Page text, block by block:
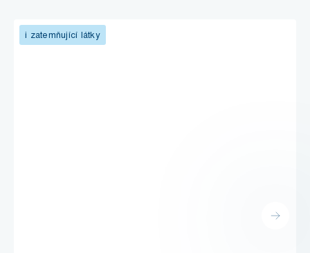
i zatemňující látky